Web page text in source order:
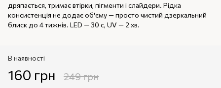
дряпається, тримає втірки, пігменти і слайдери. Рідка
консистенція не додає об'єму — просто чистий дзеркальний
блиск до 4 тижнів. LED — 30 с, UV — 2 хв.
В наявності
160 грн 249 грн